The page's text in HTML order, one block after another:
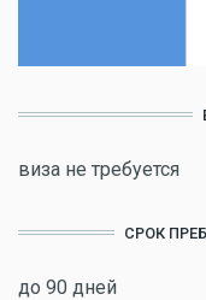
виза не требуется
СРОК
до 90 дней